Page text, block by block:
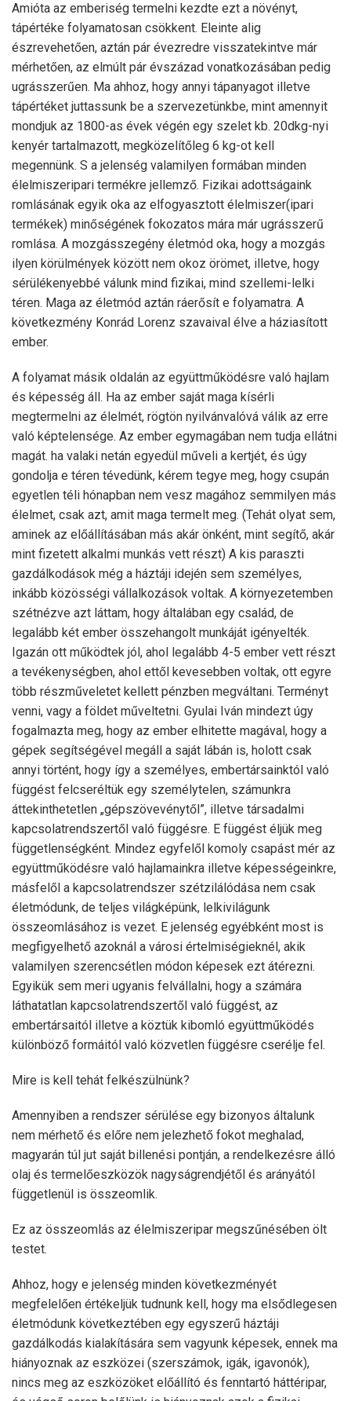
Amióta az emberiség termelni kezdte ezt a növényt,
tápértéke folyamatosan csökkent. Eleinte alig
észrevehetően, aztán pár évezredre visszatekintve már
mérhetően, az elmúlt pár évszázad vonatkozásában pedig
ugrásszerűen. Ma ahhoz, hogy annyi tápanyagot illetve
tápértéket juttassunk be a szervezetünkbe, mint amennyit
mondjuk az 1800-as évek végén egy szelet kb. 20dkg-nyi
kenyér tartalmazott, megközelítőleg 6 kg-ot kell
megennünk. S a jelenség valamilyen formában minden
élelmiszeripari termékre jellemző. Fizikai adottságaink
romlásának egyik oka az elfogyasztott élelmiszer(ipari
termékek) minőségének fokozatos mára már ugrásszerű
romlása. A mozgásszegény életmód oka, hogy a mozgás
ilyen körülmények között nem okoz örömet, illetve, hogy
sérülékenyebbé válunk mind fizikai, mind szellemi-lelki
téren. Maga az életmód aztán ráerősít e folyamatra. A
következmény Konrád Lorenz szavaival élve a háziasított
ember.
A folyamat másik oldalán az együttműködésre való hajlam
és képesség áll. Ha az ember saját maga kísérli
megtermelni az élelmét, rögtön nyilvánvalóvá válik az erre
való képtelensége. Az ember egymagában nem tudja ellátni
magát. ha valaki netán egyedül műveli a kertjét, és úgy
gondolja e téren tévedünk, kérem tegye meg, hogy csupán
egyetlen téli hónapban nem vesz magához semmilyen más
élelmet, csak azt, amit maga termelt meg. (Tehát olyat sem,
aminek az előállításában más akár önként, mint segítő, akár
mint fizetett alkalmi munkás vett részt) A kis paraszti
gazdálkodások még a háztáji idején sem személyes,
inkább közösségi vállalkozások voltak. A környezetemben
szétnézve azt láttam, hogy általában egy család, de
legalább két ember összehangolt munkáját igényelték.
Igazán ott működtek jól, ahol legalább 4-5 ember vett részt
a tevékenységben, ahol ettől kevesebben voltak, ott egyre
több részműveletet kellett pénzben megváltani. Terményt
venni, vagy a földet műveltetni. Gyulai Iván mindezt úgy
fogalmazta meg, hogy az ember elhitette magával, hogy a
gépek segítségével megáll a saját lábán is, holott csak
annyi történt, hogy így a személyes, embertársainktól való
függést felcseréltük egy személytelen, számunkra
áttekinthetetlen „gépszövevénytől”, illetve társadalmi
kapcsolatrendszertől való függésre. E függést éljük meg
függetlenségként. Mindez egyfelől komoly csapást mér az
együttműködésre való hajlamainkra illetve képességeinkre,
másfelől a kapcsolatrendszer szétzilálódása nem csak
életmódunk, de teljes világképünk, lelkivilágunk
összeomlásához is vezet. E jelenség egyébként most is
megfigyelhető azoknál a városi értelmiségieknél, akik
valamilyen szerencsétlen módon képesek ezt átérezni.
Egyikük sem meri ugyanis felvállalni, hogy a számára
láthatatlan kapcsolatrendszertől való függést, az
embertársaitól illetve a köztük kibomló együttműködés
különböző formáitól való közvetlen függésre cserélje fel.
Mire is kell tehát felkészülnünk?
Amennyiben a rendszer sérülése egy bizonyos általunk
nem mérhető és előre nem jelezhető fokot meghalad,
magyarán túl jut saját billenési pontján, a rendelkezésre álló
olaj és termelőeszközök nagyságrendjétől és arányától
függetlenül is összeomlik.
Ez az összeomlás az élelmiszeripar megszűnésében ölt
testet.
Ahhoz, hogy e jelenség minden következményét
megfelelően értékeljük tudnunk kell, hogy ma elsődlegesen
életmódunk következtében egy egyszerű háztáji
gazdálkodás kialakítására sem vagyunk képesek, ennek ma
hiányoznak az eszközei (szerszámok, igák, igavonók),
nincs meg az eszközöket előállító és fenntartó háttéripar,